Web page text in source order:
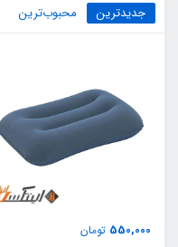
جدیدترین محبوب‌ترین
550,000 تومان